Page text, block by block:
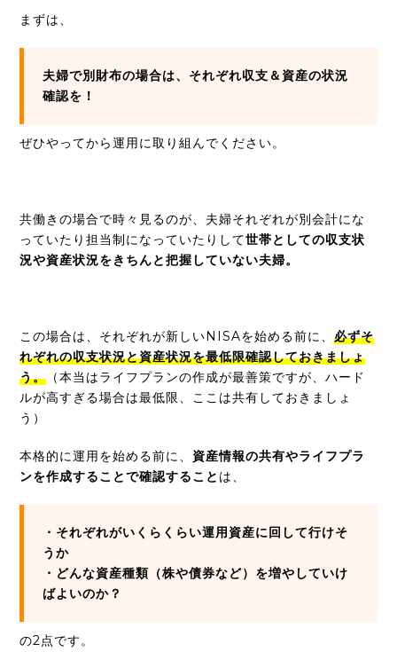
まずは、
夫婦で別財布の場合は、それぞれ収支＆資産の状況
確認を！
ぜひやってから運用に取り組んでください。
共働きの場合で時々見るのが、夫婦それぞれが別会計にな
っていたり担当制になっていたりして世帯としての収支状
況や資産状況をきちんと把握していない夫婦。
この場合は、それぞれが新しいNISAを始める前に、必ずそ
れぞれの収支状況と資産状況を最低限確認しておきましょ
う。 （本当はライフプランの作成が最善策ですが、ハード
ルが高すぎる場合は最低限、ここは共有しておきましょ
う）
本格的に運用を始める前に、 資産情報の共有やライフプラ
ンを作成することで確認すること は、
・それぞれがいくらくらい運用資産に回して行けそ
うか
・どんな資産種類（株や債券など）を増やしていけ
ばよいのか？
の2点です。